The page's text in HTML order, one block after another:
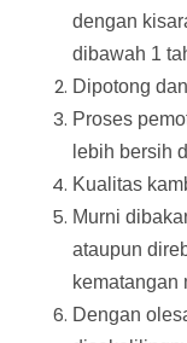
dengan
dibawah 1
Dipotong
Proses
lebih bersih
Kualitas
Murni
ataupun
kematangan
Dengan